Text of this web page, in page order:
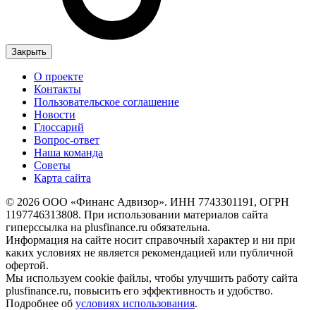
Закрыть
О проекте
Контакты
Пользовательское соглашение
Новости
Глоссарий
Вопрос-ответ
Наша команда
Советы
Карта сайта
© 2026 ООО «Финанс Адвизор». ИНН 7743301191, ОГРН
1197746313808. При использовании материалов сайта
гиперссылка на plusfinance.ru обязательна.
Информация на сайте носит справочный характер и ни при
каких условиях не является рекомендацией или публичной
офертой.
Мы используем cookie файлы, чтобы улучшить работу сайта
plusfinance.ru, повысить его эффективность и удобство.
Подробнее об условиях использования.